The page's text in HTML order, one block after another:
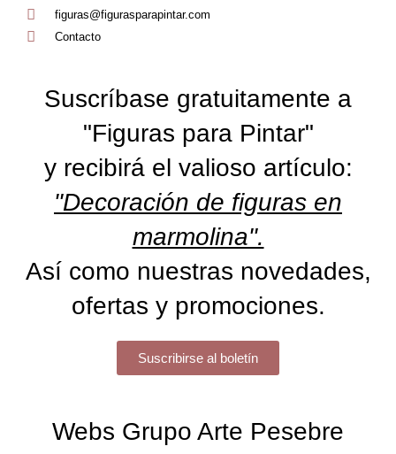
figuras@figurasparapintar.com
Contacto
Suscríbase gratuitamente a
"Figuras para Pintar"
y recibirá el valioso artículo:
"Decoración de figuras en
marmolina".
Así como nuestras novedades,
ofertas y promociones.
Suscribirse al boletín
Webs Grupo Arte Pesebre